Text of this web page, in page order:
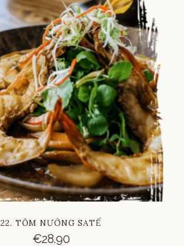
22. TÔM NƯỚNG SATẾ
€28.90
Chinese
Vietnamese
Russian